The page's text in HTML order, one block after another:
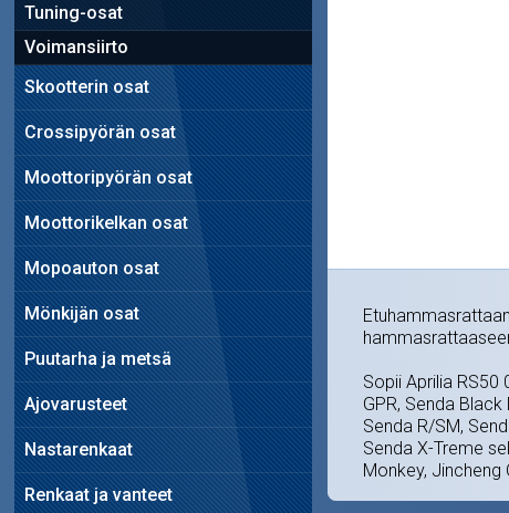
Tuning-osat
Voimansiirto
Skootterin osat
Crossipyörän osat
Moottoripyörän osat
Moottorikelkan osat
Mopoauton osat
Mönkijän osat
Puutarha ja metsä
Ajovarusteet
Nastarenkaat
Renkaat ja vanteet
Sopii Aprilia RS50
GPR, Senda Black
Senda R/SM,
Senda X-Treme
Monkey, Jincheng